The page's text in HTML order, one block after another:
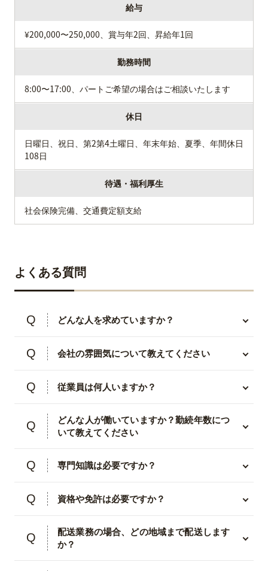
給与
¥200,000〜250,000、賞与年2回、昇給年1回
勤務時間
8:00〜17:00、パートご希望の場合はご相談いたします
休日
日曜日、祝日、第2第4土曜日、年末年始、夏季、年間休日
108日
待遇・福利厚生
社会保険完備、交通費定額支給
よくある質問
どんな人を求めていますか？
会社の雰囲気について教えてください
従業員は何人いますか？
どんな人が働いていますか？勤続年数につ
いて教えてください
専門知識は必要ですか？
資格や免許は必要ですか？
配送業務の場合、どの地域まで配送します
か？